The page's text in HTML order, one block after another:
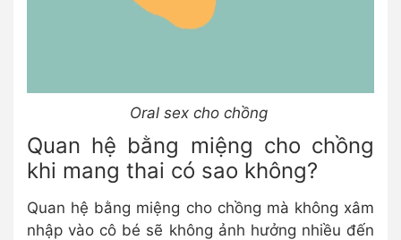
Oral sex cho chồng
Quan hệ bằng miệng cho chồng
khi mang thai có sao không?
Quan hệ bằng miệng cho chồng mà không xâm
nhập vào cô bé sẽ không ảnh hưởng nhiều đến